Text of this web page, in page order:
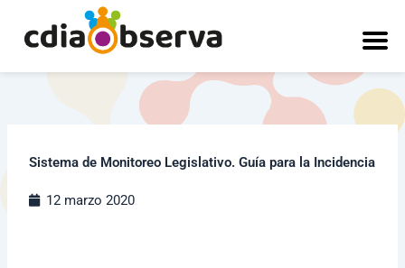
contenido
Sistema de Monitoreo Legislativo. Guía para la Incidencia
12 marzo 2020